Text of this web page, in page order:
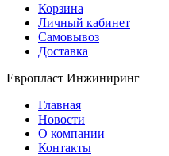
Корзина
Личный кабинет
Самовывоз
Доставка
Европласт Инжиниринг
Главная
Новости
О компании
Контакты